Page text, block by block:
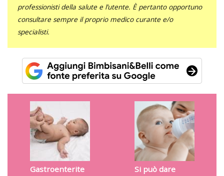
professionisti della salute e l’utente. È pertanto opportuno
consultare sempre il proprio medico curante e/o
specialisti.
Gastroenterite
Si può dare